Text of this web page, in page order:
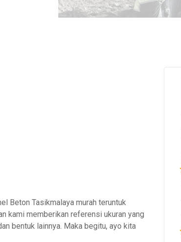
Beton Tasikmalaya murah teruntuk
kami memberikan referensi ukuran yang
bentuk lainnya. Maka begitu, ayo kita